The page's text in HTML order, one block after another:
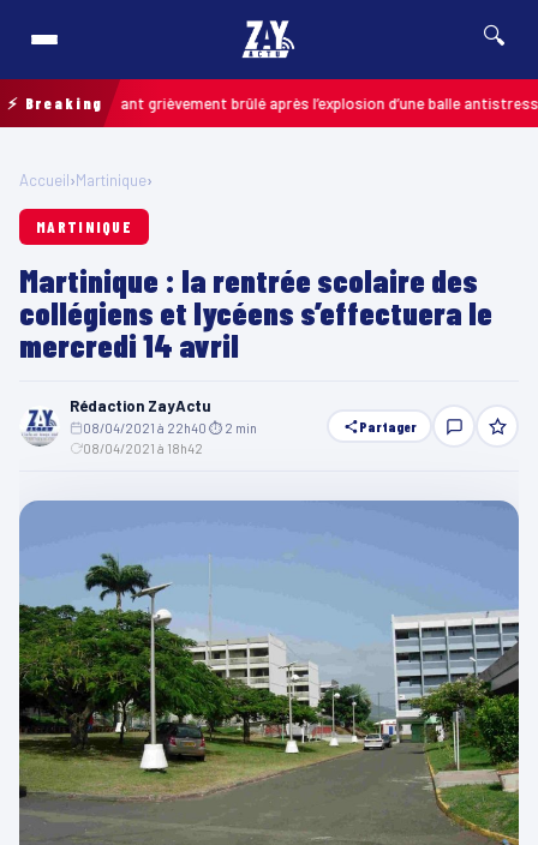
🔍
⚡ Breaking
: un enfant grièvement brûlé après l’explosion d’une balle antistress
Accueil›Martinique›
MARTINIQUE
Martinique : la rentrée scolaire des
collégiens et lycéens s’effectuera le
mercredi 14 avril
Rédaction ZayActu
08/04/2021 à 22h40 ⏱ 2 min
08/04/2021 à 18h42
Partager